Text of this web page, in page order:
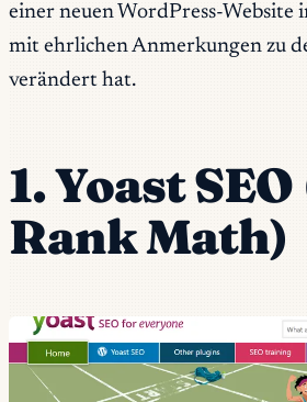
einer neuen WordPress-Website
mit ehrlichen Anmerkungen zu
verändert hat.
1. Yoast
Rank Math)